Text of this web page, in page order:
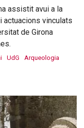
assistit avui a la
vinculats
de Girona
UdG Arqueologia